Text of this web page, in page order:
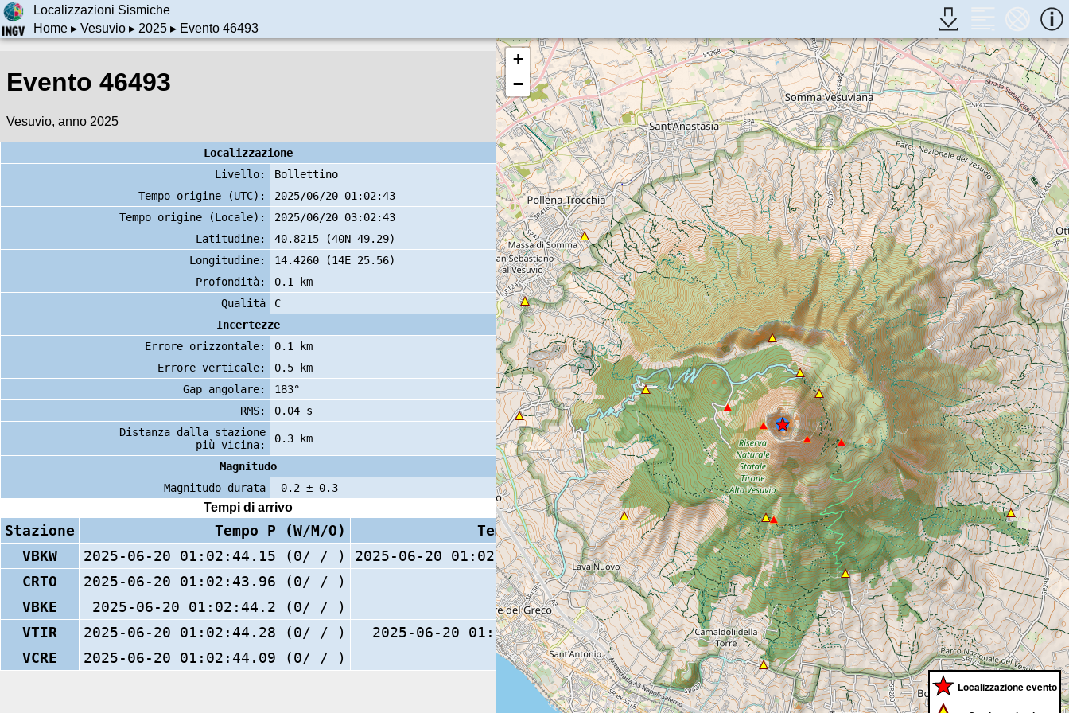
Localizzazioni Sismiche
Home▸ Vesuvio▸ 2025▸ Evento 46493
Evento 46493
Vesuvio, anno 2025
Localizzazione
Livello:
Bollettino
Tempo origine (UTC):
2025/06/20 01:02:43
Tempo origine (Locale):
2025/06/20 03:02:43
Latitudine:
40.8215 (40N 49.29)
Longitudine:
14.4260 (14E 25.56)
Profondità:
0.1 km
Qualità
C
Incertezze
Errore orizzontale:
0.1 km
Errore verticale:
0.5 km
Gap angolare:
183°
RMS:
0.04 s
Distanza dalla stazione
più vicina:
0.3 km
Magnitudo
Magnitudo durata
-0.2 ± 0.3
Tempi di arrivo
Stazione Tempo P (W/M/O) Tempo S (W/M/O) Coda
VBKW
2025-06-20 01:02:44.15 (0/ / )
2025-06-20 01:02:44.6 (0/ / )
CRTO
2025-06-20 01:02:43.96 (0/ / )
VBKE
2025-06-20 01:02:44.2 (0/ / )
10 s
VTIR
2025-06-20 01:02:44.28 (0/ / )
2025-06-20 01:02:45 (0/ / )
VCRE
2025-06-20 01:02:44.09 (0/ / )
+
−
Localizzazione evento